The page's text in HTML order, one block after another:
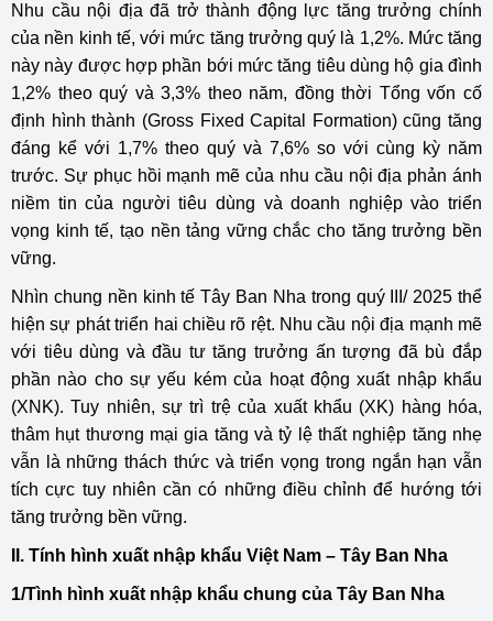
Nhu cầu nội địa đã trở thành động lực tăng trưởng chính
của nền kinh tế, với mức tăng trưởng quý là 1,2%. Mức tăng
này này được hợp phần bới mức tăng tiêu dùng hộ gia đình
1,2% theo quý và 3,3% theo năm, đồng thời Tổng vốn cố
định hình thành (Gross Fixed Capital Formation) cũng tăng
đáng kể với 1,7% theo quý và 7,6% so với cùng kỳ năm
trước. Sự phục hồi mạnh mẽ của nhu cầu nội địa phản ánh
niềm tin của người tiêu dùng và doanh nghiệp vào triển
vọng kinh tế, tạo nền tảng vững chắc cho tăng trưởng bền
vững.
Nhìn chung nền kinh tế Tây Ban Nha trong quý III/ 2025 thể
hiện sự phát triển hai chiều rõ rệt. Nhu cầu nội địa mạnh mẽ
với tiêu dùng và đầu tư tăng trưởng ấn tượng đã bù đắp
phần nào cho sự yếu kém của hoạt động xuất nhập khẩu
(XNK). Tuy nhiên, sự trì trệ của xuất khẩu (XK) hàng hóa,
thâm hụt thương mại gia tăng và tỷ lệ thất nghiệp tăng nhẹ
vẫn là những thách thức và triển vọng trong ngắn hạn vẫn
tích cực tuy nhiên cần có những điều chỉnh để hướng tới
tăng trưởng bền vững.
II. Tính hình xuất nhập khẩu Việt Nam – Tây Ban Nha
1/Tình hình xuất nhập khẩu chung của Tây Ban Nha